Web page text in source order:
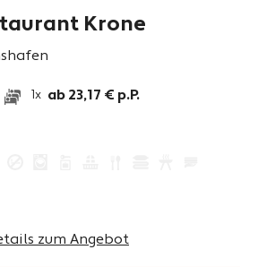
Krone
1x ab 23,17 € p.P.
zum Angebot